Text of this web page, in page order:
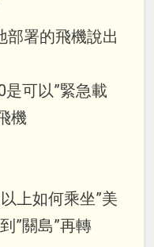
部署的飛機說出
可以”緊急載
機
上如何乘坐”美
”關島”再轉